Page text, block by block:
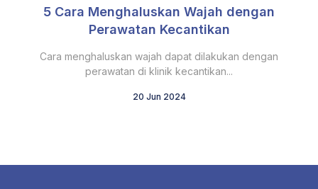
5 Cara Menghaluskan Wajah dengan
Perawatan Kecantikan
Cara menghaluskan wajah dapat dilakukan dengan
perawatan di klinik kecantikan...
20 Jun 2024